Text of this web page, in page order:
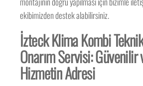
ekibimizden destek alabilirsiniz.
İzteck Klima Kombi
Onarım Servisi:
Hizmetin Adresi